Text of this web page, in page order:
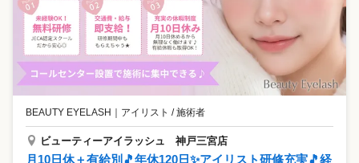
BEAUTY EYELASH アイリスト / 施術者
ビューティーアイラッシュ 神戸三宮店
月10日休＋有給別🎵年休120日✨アイリスト研修充実🎵経